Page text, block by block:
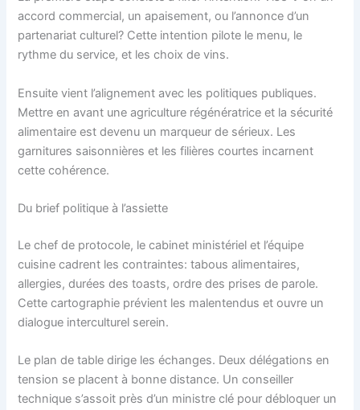
accord commercial, un apaisement, ou l’annonce d’un
partenariat culturel? Cette intention pilote le menu, le
rythme du service, et les choix de vins.
Ensuite vient l’alignement avec les politiques publiques.
Mettre en avant une agriculture régénératrice et la sécurité
alimentaire est devenu un marqueur de sérieux. Les
garnitures saisonnières et les filières courtes incarnent
cette cohérence.
Du brief politique à l’assiette
Le chef de protocole, le cabinet ministériel et l’équipe
cuisine cadrent les contraintes: tabous alimentaires,
allergies, durées des toasts, ordre des prises de parole.
Cette cartographie prévient les malentendus et ouvre un
dialogue interculturel serein.
Le plan de table dirige les échanges. Deux délégations en
tension se placent à bonne distance. Un conseiller
technique s’assoit près d’un ministre clé pour débloquer un